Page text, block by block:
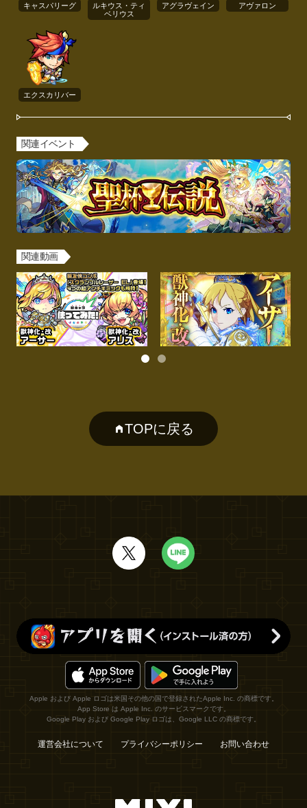
キャスパリーグ
ルキウス・ティ
ベリウス
アグラヴェイン アヴァロン
エクスカリバー
関連イベント
関連動画
TOPに戻る
Apple および Apple ロゴは米国その他の国で登録されたApple Inc. の商標です。
App Store は Apple Inc. のサービスマークです。
Google Play および Google Play ロゴは、Google LLC の商標です。
運営会社について プライバシーポリシー お問い合わせ